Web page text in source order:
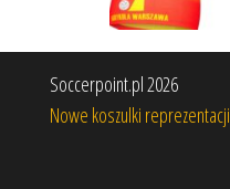
Soccerpoint.pl 2026
Nowe koszulki reprezentacji